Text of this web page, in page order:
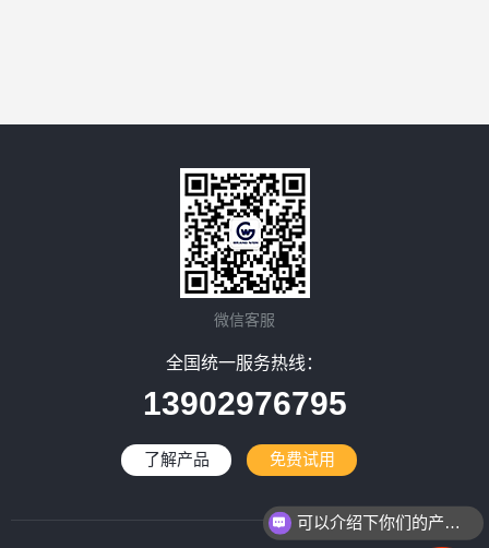
微信客服
全国统一服务热线：
13902976795
了解产品 免费试用
可以介绍下你们的产品么？